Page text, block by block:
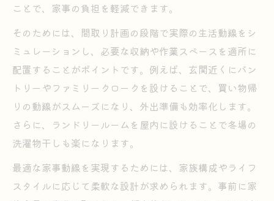
ことで、家事の負担を軽減できます。
そのためには、間取り計画の段階で実際の生活動線をシ
ミュレーションし、必要な収納や作業スペースを適所に
配置することがポイントです。例えば、玄関近くにパン
トリーやファミリークロークを設けることで、買い物帰
りの動線がスムーズになり、外出準備も効率化します。
さらに、ランドリールームを屋内に設けることで冬場の
洗濯物干しも楽になります。
最適な家事動線を実現するためには、家族構成やライフ
スタイルに応じて柔軟な設計が求められます。事前に家